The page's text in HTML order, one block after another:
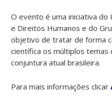
O evento é uma iniciativa
e Direitos Humanos e do
objetivo de tratar de forma
científica os múltiplos temas
conjuntura atual brasileira.
Para mais informações clicar